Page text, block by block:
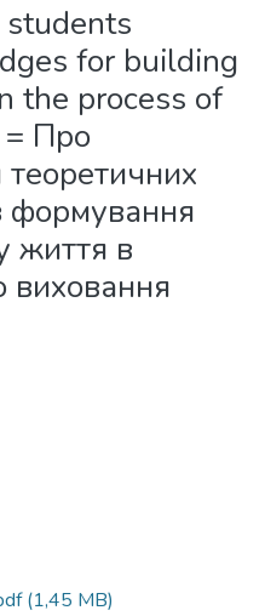
for building
the process of
= Про
формування
життя в
виховання
(1,45 MB)